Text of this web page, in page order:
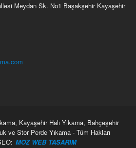
Meydan Sk. No1 Başakşehir Kayaşehir
Kayaşehir Halı Yıkama, Bahçeşehir
ve Stor Perde Yıkama - Tüm Hakları
MOZ WEB TASARIM